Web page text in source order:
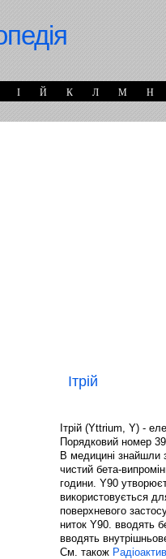
І Й К Л М Н
Ітрій
Ітрій (Yttrium, Y) -
Порядковий номер
В медицині знайшли
чистий бета-
години. Y90
використовується
поверхневого
ниток Y90. вводять
вводять
См. також